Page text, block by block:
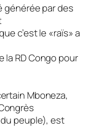
générée par des
c’est le «raïs» a
la RD Congo pour
Mboneza,
peuple), est